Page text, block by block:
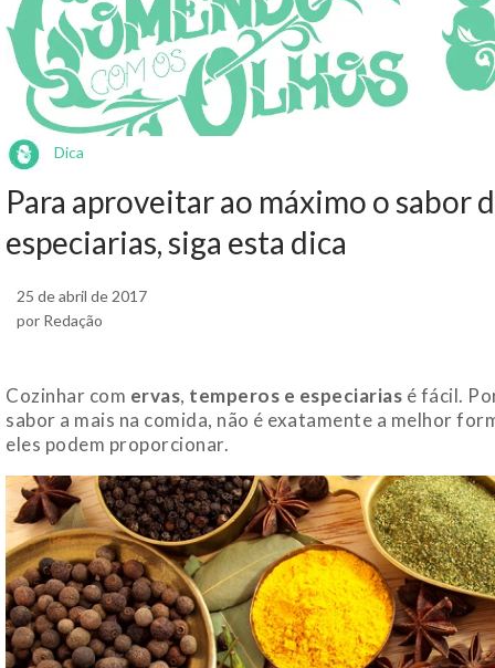
Dica
Para aproveitar ao máximo o sabor
especiarias, siga esta dica
25 de abril de 2017
por Redação
Cozinhar com ervas, temperos e especiarias é fácil.
sabor a mais na comida, não é exatamente a melhor
eles podem proporcionar.